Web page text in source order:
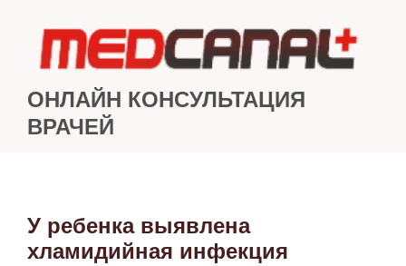
содержимому
ОНЛАЙН КОНСУЛЬТАЦИЯ
ВРАЧЕЙ
ОПУБЛИКОВАНО
У ребенка выявлена
хламидийная инфекция